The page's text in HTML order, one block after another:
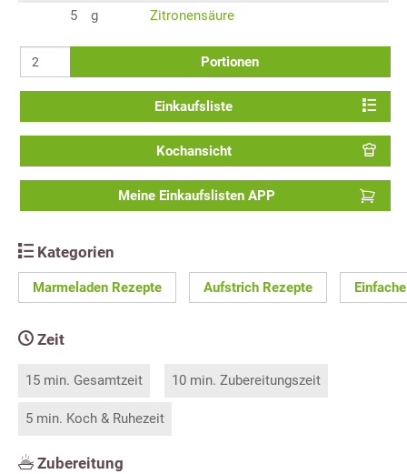
5
g Zitronensäure
Portionen
Einkaufsliste
Kochansicht
Meine Einkaufslisten APP
Kategorien
Marmeladen Rezepte Aufstrich Rezepte
Zeit
15 min. Gesamtzeit 10 min. Zubereitungszeit
5 min. Koch & Ruhezeit
Zubereitung